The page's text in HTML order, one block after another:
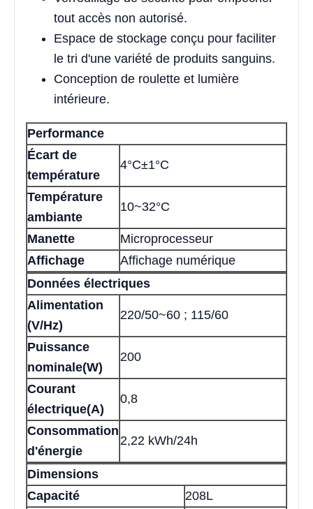
tout accès non autorisé.
Espace de stockage conçu pour faciliter
le tri d'une variété de produits sanguins.
Conception de roulette et lumière
intérieure.
Performance
Écart de
température
4°C±1°C
Température
ambiante
10~32°C
Manette
Microprocesseur
Affichage
Affichage numérique
Données électriques
Alimentation
(V/Hz)
220/50~60 ; 115/60
Puissance
nominale(W)
200
Courant
électrique(A)
0,8
Consommation
d'énergie
2,22 kWh/24h
Dimensions
Capacité
208L